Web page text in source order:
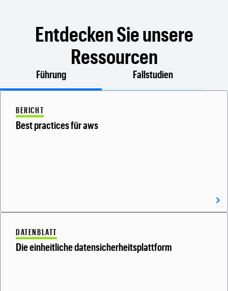
Entdecken Sie unsere
Ressourcen
Führung Fallstudien
BERICHT
Best practices für aws
DATENBLATT
Die einheitliche datensicherheitsplattform